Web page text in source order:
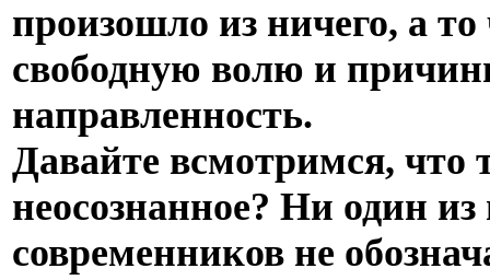
произошло из ничего, а
свободную волю и
направленность.
Давайте всмотримся, что
неосознанное? Ни один
современников не